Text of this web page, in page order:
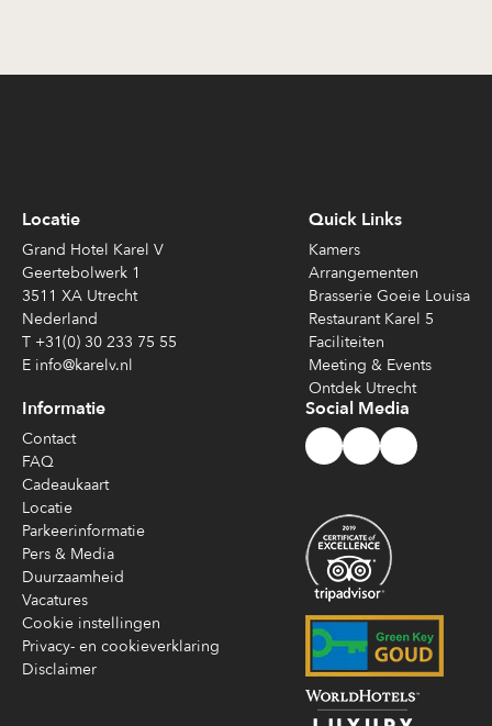
Locatie
Grand Hotel Karel V
Geertebolwerk 1
3511 XA Utrecht
Nederland
T +31(0) 30 233 75 55
E info@karelv.nl
Quick Links
Kamers
Arrangementen
Brasserie Goeie Louisa
Restaurant Karel 5
Faciliteiten
Meeting & Events
Ontdek Utrecht
Informatie
Contact
FAQ
Cadeaukaart
Locatie
Parkeerinformatie
Pers & Media
Duurzaamheid
Vacatures
Cookie instellingen
Privacy- en cookieverklaring
Disclaimer
Social Media